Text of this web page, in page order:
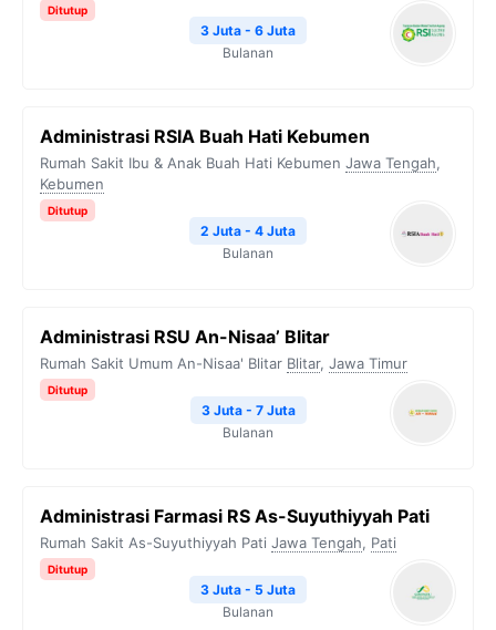
Ditutup
3 Juta - 6 Juta
Bulanan
Administrasi RSIA Buah Hati Kebumen
Rumah Sakit Ibu & Anak Buah Hati Kebumen Jawa Tengah,
Kebumen
Ditutup
2 Juta - 4 Juta
Bulanan
Administrasi RSU An-Nisaa’ Blitar
Rumah Sakit Umum An-Nisaa' Blitar Blitar, Jawa Timur
Ditutup
3 Juta - 7 Juta
Bulanan
Administrasi Farmasi RS As-Suyuthiyyah Pati
Rumah Sakit As-Suyuthiyyah Pati Jawa Tengah, Pati
Ditutup
3 Juta - 5 Juta
Bulanan